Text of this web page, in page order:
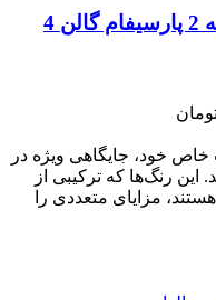
رنگ نیم پلاستیک سفید مات درجه 2 پارسیفام گالن 4
خاص خود، جایگاهی ویژه در
این رنگ‌ها که ترکیبی از
مزایای متعددی را